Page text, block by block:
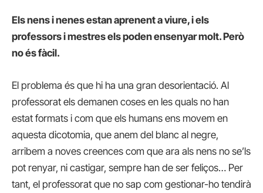
Els nens i nenes estan aprenent a viure, i els
professors i mestres els poden ensenyar molt. Però
no és fàcil.
El problema és que hi ha una gran desorientació. Al
professorat els demanen coses en les quals no han
estat formats i com que els humans ens movem en
aquesta dicotomia, que anem del blanc al negre,
arribem a noves creences com que ara als nens no se’ls
pot renyar, ni castigar, sempre han de ser feliços… Per
tant, el professorat que no sap com gestionar-ho tendirà